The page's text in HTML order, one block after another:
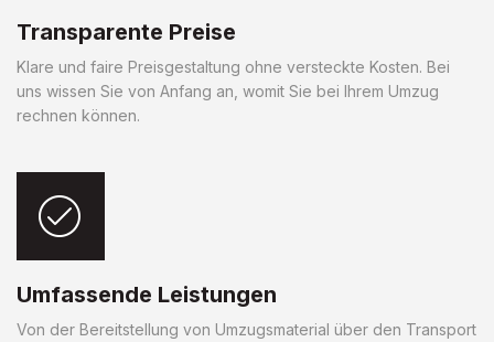
Transparente Preise
Klare und faire Preisgestaltung ohne versteckte Kosten. Bei
uns wissen Sie von Anfang an, womit Sie bei Ihrem Umzug
rechnen können.
Umfassende Leistungen
Von der Bereitstellung von Umzugsmaterial über den Transport